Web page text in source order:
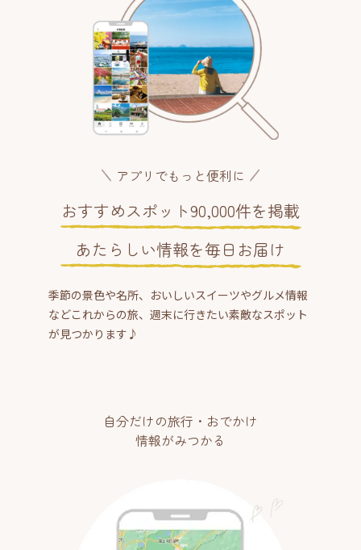
アプリでもっと便利に
おすすめスポット90,000件を掲載
あたらしい情報を毎日お届け
季節の景色や名所、おいしいスイーツやグルメ情報
などこれからの旅、週末に行きたい素敵なスポット
が見つかります♪
自分だけの旅行・おでかけ
情報がみつかる